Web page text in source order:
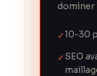
dominer
✓10-30
✓SEO